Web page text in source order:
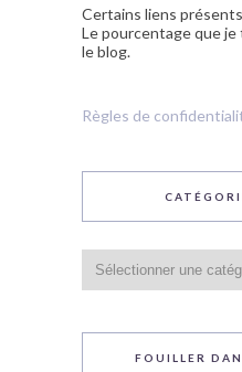
Certains liens
Le pourcentage que
le blog.
Règles de
du
blog
FOUILLER